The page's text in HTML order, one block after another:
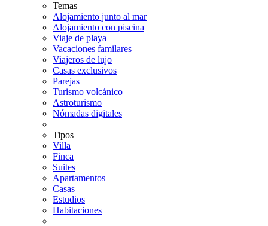
Temas
Alojamiento junto al mar
Alojamiento con piscina
Viaje de playa
Vacaciones familares
Viajeros de lujo
Casas exclusivos
Parejas
Turismo volcánico
Astroturismo
Nómadas digitales
Tipos
Villa
Finca
Suites
Apartamentos
Casas
Estudios
Habitaciones